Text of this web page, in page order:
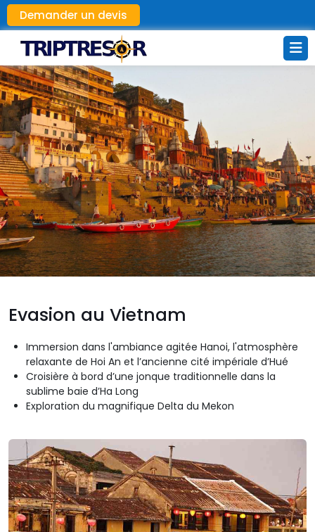
Demander un devis
Evasion au Vietnam
Immersion dans l'ambiance agitée Hanoi, l'atmosphère
relaxante de Hoi An et l’ancienne cité impériale d’Hué
Croisière à bord d’une jonque traditionnelle dans la
sublime baie d’Ha Long
Exploration du magnifique Delta du Mekon